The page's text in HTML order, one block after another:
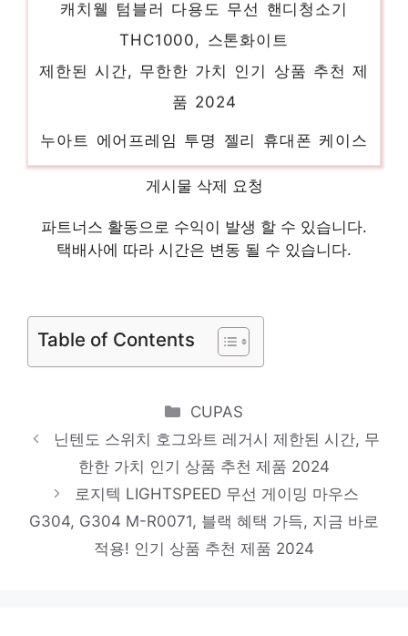
THC1000, 스톤화이트
제한된 시간, 무한한 가치 인기 상품 추천 제
품 2024
제품 2024
1EDB, 데님 블루
디디오랩 무선 접이식 써큘레이터형 DEF-
M16SW 캠핑 선풍기, 100
품 2024
1m, 1개
지금이 당신의 시간입니다! 인기 상품 추천
제품 2024
게시물 삭제 요청
파트너스 활동으로 수익이 발생 할 수 있습니다.
택배사에 따라 시간은 변동 될 수 있습니다.
Table of Contents
Categories
CUPAS
닌텐도 스위치 호그와트 레거시 제한된 시간, 무
한한 가치 인기 상품 추천 제품 2024
로지텍 LIGHTSPEED 무선 게이밍 마우스
G304, G304 M-R0071, 블랙 혜택 가득, 지금 바로
적용! 인기 상품 추천 제품 2024